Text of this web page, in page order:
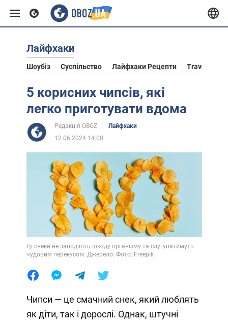
Європа
США
Африка
Лайфхаки
Лайфхаки
Шоубіз Суспільство Лайфхаки Рецепти Travel
5 корисних чипсів, які
легко приготувати вдома
Редакція OBOZ
Лайфхаки
12.06.2024 14:00
Ці снеки не заподіють шкоду організму та слугуватимуть
чудовим перекусом. Джерело: Фото: Freepik
Чипси — це смачний снек, який люблять
як діти, так і дорослі. Однак, штучні